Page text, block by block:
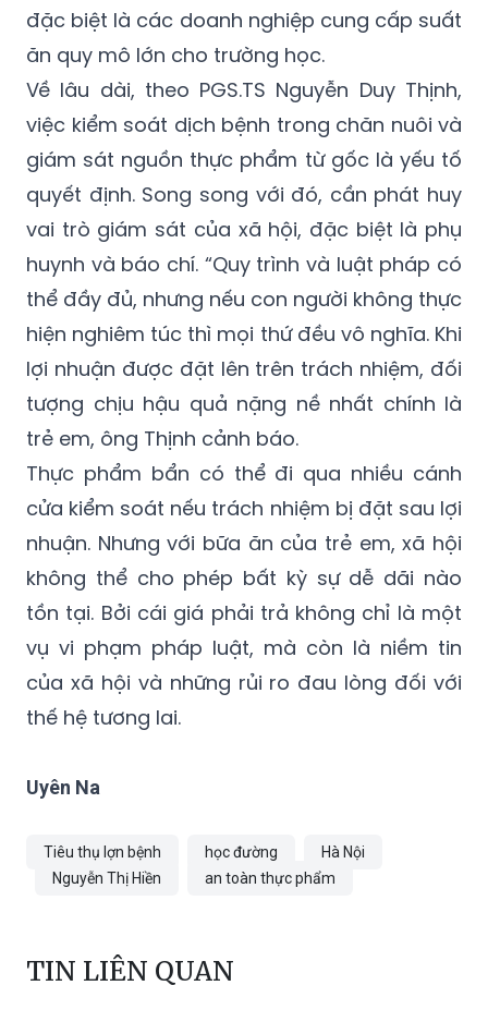
đặc biệt là các doanh nghiệp cung cấp suất
ăn quy mô lớn cho trường học.
Về lâu dài, theo PGS.TS Nguyễn Duy Thịnh,
việc kiểm soát dịch bệnh trong chăn nuôi và
giám sát nguồn thực phẩm từ gốc là yếu tố
quyết định. Song song với đó, cần phát huy
vai trò giám sát của xã hội, đặc biệt là phụ
huynh và báo chí. “Quy trình và luật pháp có
thể đầy đủ, nhưng nếu con người không thực
hiện nghiêm túc thì mọi thứ đều vô nghĩa. Khi
lợi nhuận được đặt lên trên trách nhiệm, đối
tượng chịu hậu quả nặng nề nhất chính là
trẻ em, ông Thịnh cảnh báo.
Thực phẩm bẩn có thể đi qua nhiều cánh
cửa kiểm soát nếu trách nhiệm bị đặt sau lợi
nhuận. Nhưng với bữa ăn của trẻ em, xã hội
không thể cho phép bất kỳ sự dễ dãi nào
tồn tại. Bởi cái giá phải trả không chỉ là một
vụ vi phạm pháp luật, mà còn là niềm tin
của xã hội và những rủi ro đau lòng đối với
thế hệ tương lai.
Uyên Na
Tiêu thụ lợn bệnh học đường
Hà Nội
Nguyễn Thị Hiền
an toàn thực phẩm
TIN LIÊN QUAN